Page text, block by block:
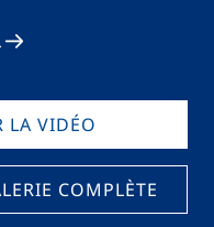
LA VIDÉO
COMPLÈTE